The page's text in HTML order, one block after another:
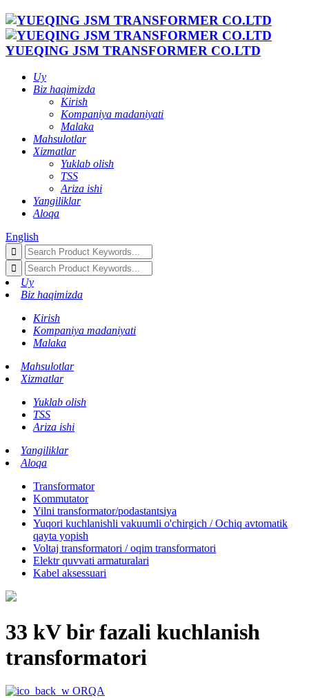
YUEQING JSM TRANSFORMER CO.LTD
Uy
Biz haqimizda
Kirish
Kompaniya madaniyati
Malaka
Mahsulotlar
Xizmatlar
Yuklab olish
TSS
Ariza ishi
Yangiliklar
Aloqa
English
Uy
Biz haqimizda
Kirish
Kompaniya madaniyati
Malaka
Mahsulotlar
Xizmatlar
Yuklab olish
TSS
Ariza ishi
Yangiliklar
Aloqa
Transformator
Kommutator
Yilni transformator/podastantsiya
Yuqori kuchlanishli vakuumli o'chirgich / Ochiq avtomatik
qayta yopish
Voltaj transformatori / oqim transformatori
Elektr quvvati armaturalari
Kabel aksessuari
33 kV bir fazali kuchlanish
transformatori
ORQA